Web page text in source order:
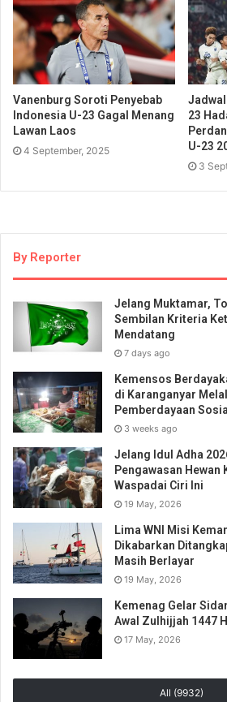
Vanenburg Soroti Penyebab
Indonesia U-23 Gagal Menang
Lawan Laos
4 September, 2025
23
U-23
3
By Reporter
Jelang Muktamar,
Sembilan Kriteria
Mendatang
7 days ago
Kemensos
di Karanganyar
Pemberdayaan
3 weeks ago
Jelang Idul Adha
Pengawasan Hewan
Waspadai Ciri Ini
19 May, 2026
Lima WNI Misi
Dikabarkan
Masih Berlayar
19 May, 2026
Kemenag Gelar
Awal Zulhijjah 1447
17 May, 2026
All (9932)